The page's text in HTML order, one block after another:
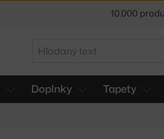
Hľadať
Doplnky Tapety
5 %